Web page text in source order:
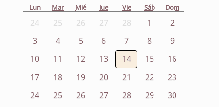
Lun Mar Mié Jue Vie Sáb Dom
24 25 26 27 28 1
2
3
4 5 6 7 8
9
10
11 12 13 14 15
16
17
18 19 20 21 22
23
24
25 26 27 28 29
30